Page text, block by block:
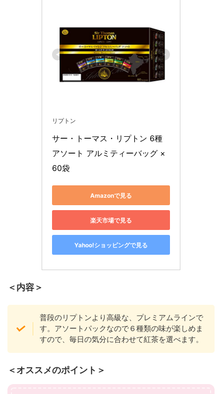
リプトン
サー・トーマス・リプトン 6種
アソート アルミティーバッグ ×
60袋
Amazonで見る
楽天市場で見る
Yahoo!ショッピングで見る
＜内容＞
普段のリプトンより高級な、プレミアムラインで
す。アソートパックなので６種類の味が楽しめま
すので、毎日の気分に合わせて紅茶を選べます。
＜オススメのポイント＞